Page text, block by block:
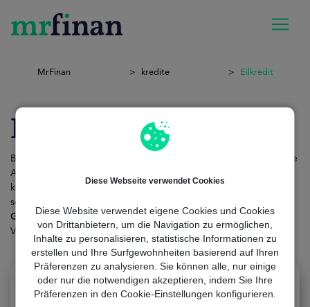
Diese Webseite verwendet Cookies
Diese Website verwendet eigene Cookies und Cookies
von Drittanbietern, um die Navigation zu ermöglichen,
Inhalte zu personalisieren, statistische Informationen zu
erstellen und Ihre Surfgewohnheiten basierend auf Ihren
Präferenzen zu analysieren. Sie können alle, nur einige
oder nur die notwendigen akzeptieren, indem Sie Ihre
Präferenzen in den Cookie-Einstellungen konfigurieren.
MrFinan kredite Eilkredit
Eilkredit
Benötigen Sie sofortiges Geld? Manchmal entstehen unerwartete
Ausgaben, die wir nicht allein aus unseren Einkünften bestreiten
können. Aus diesem Grund kann ein Eilkredit eine große Hilfe
sein. Er ist
Geld zu bekommen, das Sie brauchen. Lassen Sie umständliche
Verfahren und endlose Wartezeiten hinter sich.